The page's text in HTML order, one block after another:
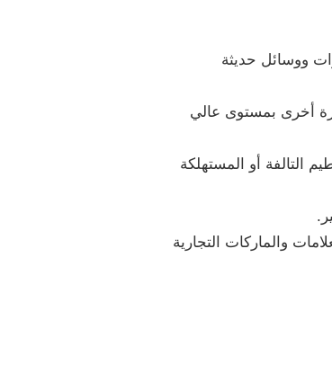
ووسائل حديثة
أخرى بمستوى عالي
التالفة أو المستهلكة
والماركات التجارية